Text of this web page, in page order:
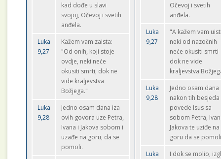
kad dođe u slavi
svojoj, Očevoj i svetih
anđela.
Luka
9,27
Kažem vam zaista:
"Od onih, koji stoje
ovdje, neki neće
okusiti smrti, dok ne
vide kraljevstva
Božjega."
Luka
9,28
Jedno osam dana iza
ovih govora uze Petra,
Ivana i Jakova sobom i
uzađe na goru, da se
pomoli.
Očevoj i svetih
anđela.
Luka
9,27
"A kažem vam
neki od nazočnih
neće okusiti smrti
dok ne vide
kraljevstva
Luka
9,28
Jedno osam dana
nakon tih besjeda
povede Isus sa
sobom Petra,
Jakova te uziđe na
goru da se
Luka
I dok se molio,